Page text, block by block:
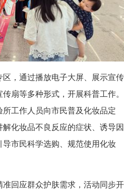
，通过播放电子大屏、展示宣传
扇等多种形式，开展科普工作。
工作人员向市民普及化妆品定
化妆品不良反应的症状、诱导因
市民科学选购、规范使用化妆
回应群众护肤需求，活动同步开